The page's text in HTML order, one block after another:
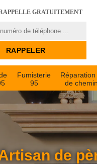
GRATUITEMENT
Fumisterie
95
de
de